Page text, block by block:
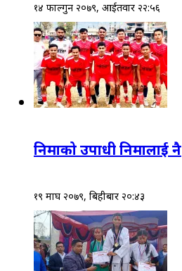
१४ फाल्गुन २०७९, आईतवार २२:५६
निमाको उपाधी निमालाई नै
१९ माघ २०७९, बिहीबार २०:४३